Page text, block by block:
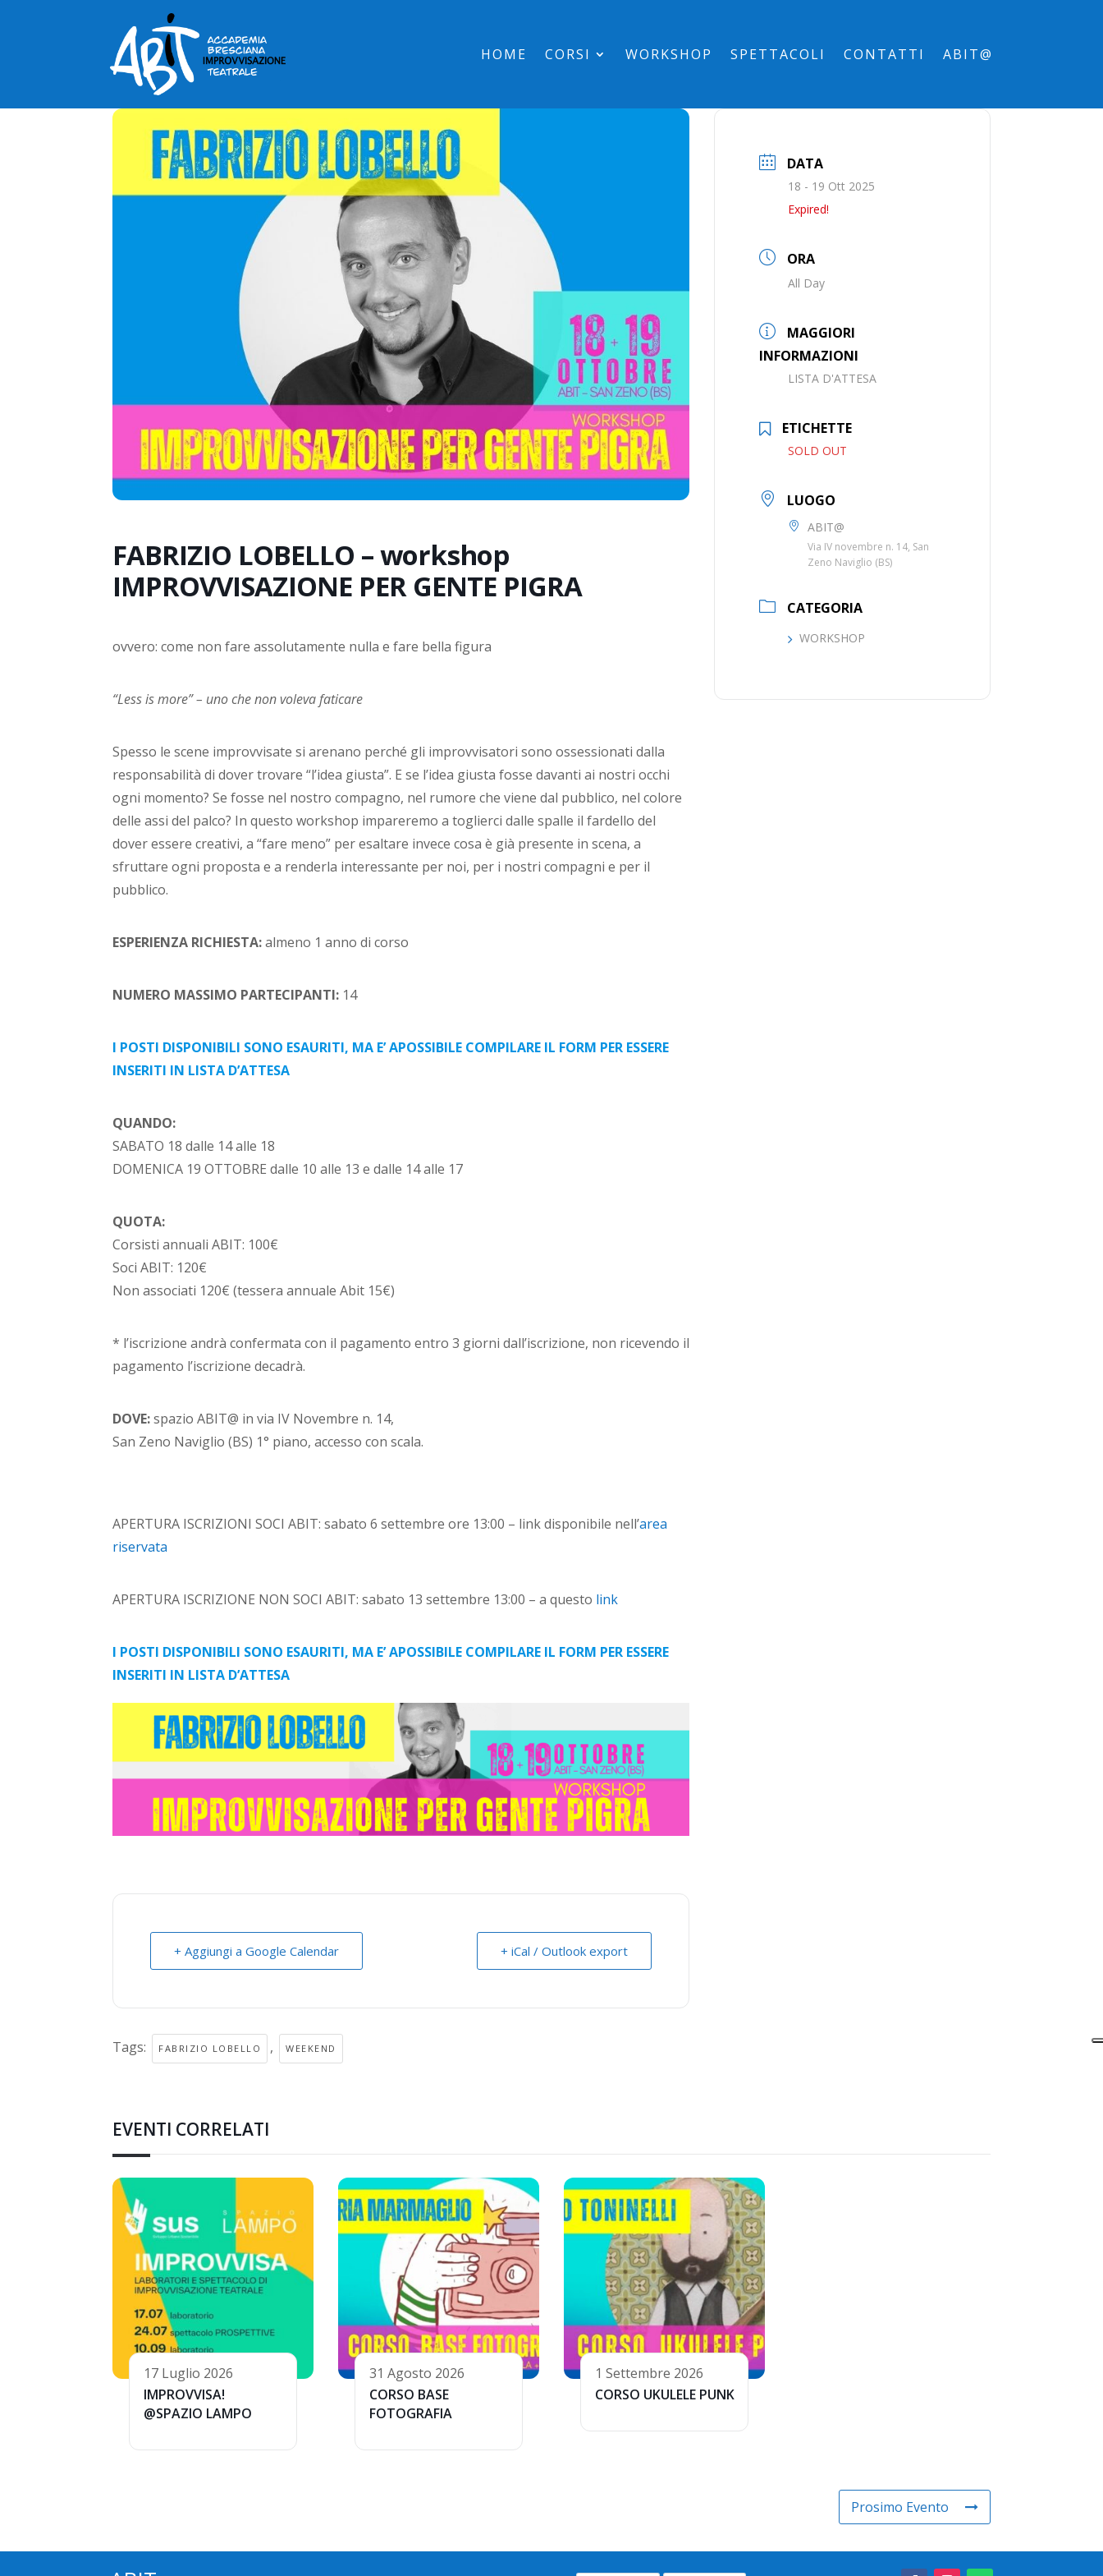
HOME CORSI WORKSHOP SPETTACOLI CONTATTI ABIT@
FABRIZIO LOBELLO – workshop
IMPROVVISAZIONE PER GENTE PIGRA
ovvero: come non fare assolutamente nulla e fare bella figura
“Less is more” – uno che non voleva faticare
Spesso le scene improvvisate si arenano perché gli improvvisatori sono ossessionati dalla
responsabilità di dover trovare “l’idea giusta”. E se l’idea giusta fosse davanti ai nostri occhi
ogni momento? Se fosse nel nostro compagno, nel rumore che viene dal pubblico, nel colore
delle assi del palco? In questo workshop impareremo a toglierci dalle spalle il fardello del
dover essere creativi, a “fare meno” per esaltare invece cosa è già presente in scena, a
sfruttare ogni proposta e a renderla interessante per noi, per i nostri compagni e per il
pubblico.
ESPERIENZA RICHIESTA:almeno 1 anno di corso
NUMERO MASSIMO PARTECIPANTI: 14
I POSTI DISPONIBILI SONO ESAURITI, MA E’ APOSSIBILE COMPILARE IL FORM PER ESSERE
INSERITI IN LISTA D’ATTESA
QUANDO:
SABATO 18 dalle 14 alle 18
DOMENICA 19 OTTOBRE dalle 10 alle 13 e dalle 14 alle 17
QUOTA:
Corsisti annuali ABIT: 100€
Soci ABIT: 120€
Non associati 120€ (tessera annuale Abit 15€)
* l’iscrizione andrà confermata con il pagamento entro 3 giorni dall’iscrizione, non ricevendo il
pagamento l’iscrizione decadrà.
DOVE:spazio ABIT@ in via IV Novembre n. 14,
San Zeno Naviglio (BS) 1° piano, accesso con scala.
APERTURA ISCRIZIONI SOCI ABIT: sabato 6 settembre ore 13:00 – link disponibile nell’area
riservata
APERTURA ISCRIZIONE NON SOCI ABIT: sabato 13 settembre 13:00 – a questo link
I POSTI DISPONIBILI SONO ESAURITI, MA E’ APOSSIBILE COMPILARE IL FORM PER ESSERE
INSERITI IN LISTA D’ATTESA
+ Aggiungi a Google Calendar + iCal / Outlook export
Tags: FABRIZIO LOBELLO , WEEKEND
DATA
18 - 19 Ott 2025
Expired!
ORA
All Day
MAGGIORI
INFORMAZIONI
LISTA D'ATTESA
ETICHETTE
SOLD OUT
LUOGO
ABIT@
Via IV novembre n. 14, San
Zeno Naviglio (BS)
CATEGORIA
WORKSHOP
EVENTI CORRELATI
17 Luglio 2026
IMPROVVISA!
@SPAZIO LAMPO
31 Agosto 2026
CORSO BASE
FOTOGRAFIA
1 Settembre 2026
CORSO UKULELE PUNK
Prosimo Evento